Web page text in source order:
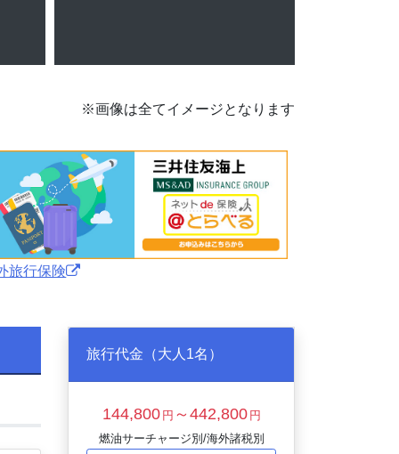
※画像は全てイメージとなります
旅行保険
旅行代金（大人1名）
144,800 円 ～442,800 円
燃油サーチャージ別/海外諸税別